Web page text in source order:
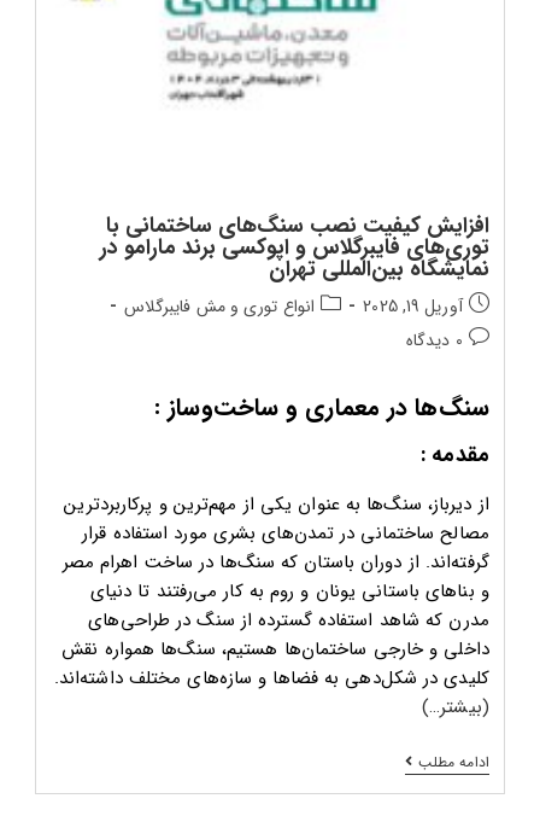
افزایش کیفیت نصب سنگ‌های ساختمانی با
توری‌های فایبرگلاس و اپوکسی برند مارامو در
نمایشگاه بین‌المللی تهران
تاریخ
انتشار
پست:
آوریل 19, 2025
دسته‌بندی
انواع توری و مش فایبرگلاس
دیدگاه‌های
0 دیدگاه
سنگ‌ها در معماری و ساخت‌وساز :
مقدمه :
از دیرباز، سنگ‌ها به عنوان یکی از مهم‌ترین و پرکاربردترین
مصالح ساختمانی در تمدن‌های بشری مورد استفاده قرار
گرفته‌اند. از دوران باستان که سنگ‌ها در ساخت اهرام مصر
و بناهای باستانی یونان و روم به کار می‌رفتند تا دنیای
مدرن که شاهد استفاده گسترده از سنگ در طراحی‌های
داخلی و خارجی ساختمان‌ها هستیم، سنگ‌ها همواره نقش
کلیدی در شکل‌دهی به فضاها و سازه‌های مختلف داشته‌اند.
(بیشتر…)
ادامه مطلبافزایش
کیفیت
نصب